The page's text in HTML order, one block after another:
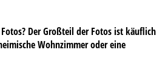
Der Großteil der Fotos ist käuflich
Wohnzimmer oder eine